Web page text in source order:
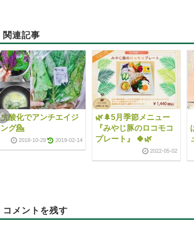
関連記事
抗酸化でアンチエイジ
ング💁
2018-10-29 2019-02-14
🌿🌲5月季節メニュー
『みやじ豚のロコモコ
プレート』 🍀🌿
2022-05-02
コメントを残す